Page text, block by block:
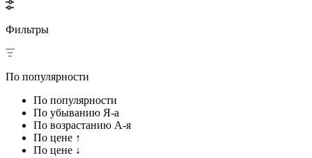
Фильтры
По популярности
По популярности
По убыванию Я-а
По возрастанию А-я
По цене ↑
По цене ↓